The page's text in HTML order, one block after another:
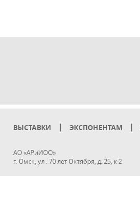
ВЫСТАВКИ ЭКСПОНЕНТАМ
АО «АРиИОО»
г. Омск, ул . 70 лет Октября, д. 25, к 2